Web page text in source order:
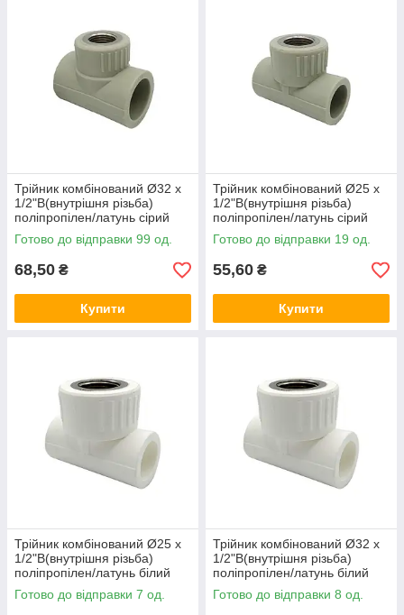
Трійник комбінований Ø32 x
1/2"В(внутрішня різьба)
поліпропілен/латунь сірий
колір Asco®
Готово до відправки 99 од.
68,50 ₴
Купити
Трійник комбінований Ø25 x
1/2"В(внутрішня різьба)
поліпропілен/латунь сірий
колір Asco®
Готово до відправки 19 од.
55,60 ₴
Купити
Трійник комбінований Ø25 x
1/2"В(внутрішня різьба)
поліпропілен/латунь білий
колір Asco®
Готово до відправки 7 од.
Трійник комбінований Ø32 x
1/2"В(внутрішня різьба)
поліпропілен/латунь білий
колір Asco®
Готово до відправки 8 од.